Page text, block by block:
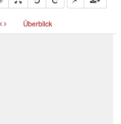
Überblick